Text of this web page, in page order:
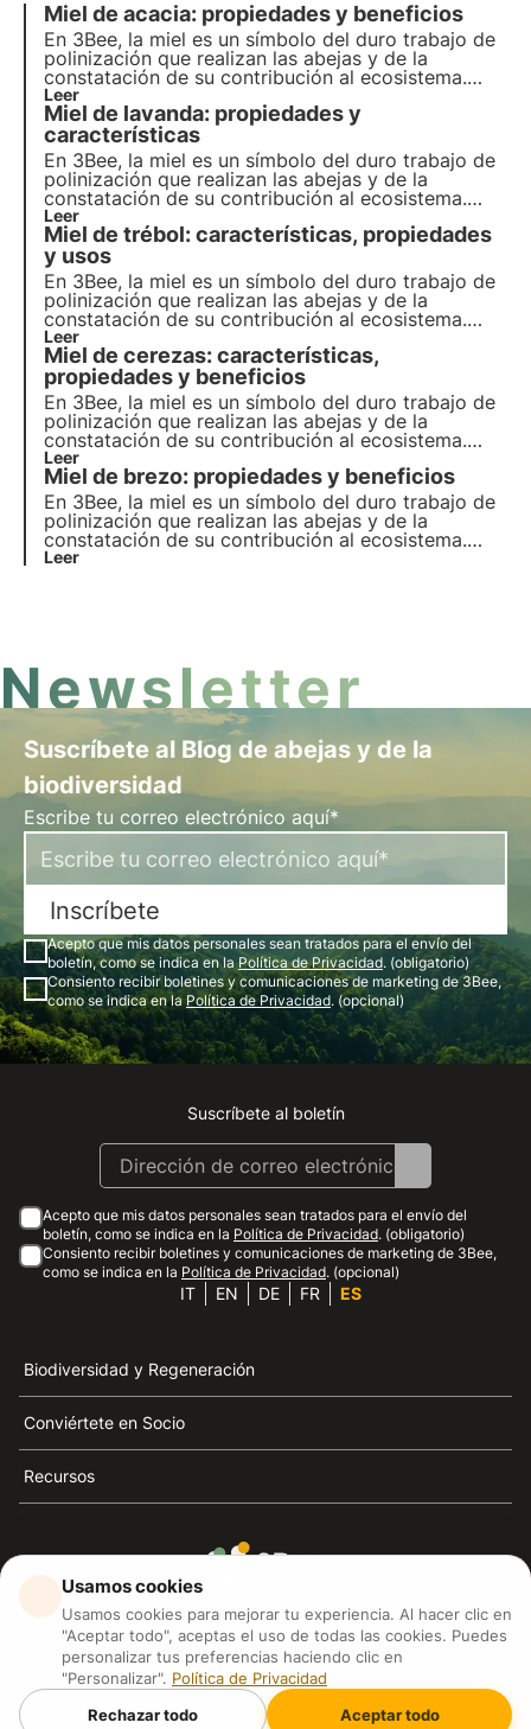
Miel de acacia: propiedades y beneficios
En 3Bee, la miel es un símbolo del duro trabajo de
polinización que realizan las abejas y de la
constatación de su contribución al ecosistema.
Nuestros proyectos apoyan la biodiversidad y, a
través de nuestros cultivadores, garantizan un
entorno saludable para los polinizadores.
Leer
Miel de lavanda: propiedades y
características
En 3Bee, la miel es un símbolo del duro trabajo de
polinización que realizan las abejas y de la
constatación de su contribución al ecosistema.
Nuestros proyectos apoyan la biodiversidad y, a
través de nuestros cultivadores, garantizan un
entorno saludable para los polinizadores.
Leer
Miel de trébol: características, propiedades
y usos
En 3Bee, la miel es un símbolo del duro trabajo de
polinización que realizan las abejas y de la
constatación de su contribución al ecosistema.
Nuestros proyectos apoyan la biodiversidad y, a
través de nuestros cultivadores, garantizan un
entorno saludable para los polinizadores.
Leer
Miel de cerezas: características,
propiedades y beneficios
En 3Bee, la miel es un símbolo del duro trabajo de
polinización que realizan las abejas y de la
constatación de su contribución al ecosistema.
Nuestros proyectos apoyan la biodiversidad y, a
través de nuestros cultivadores, garantizan un
entorno saludable para los polinizadores.
Leer
Miel de brezo: propiedades y beneficios
En 3Bee, la miel es un símbolo del duro trabajo de
polinización que realizan las abejas y de la
constatación de su contribución al ecosistema.
Nuestros proyectos apoyan la biodiversidad y, a
Leer
Newsletter
Suscríbete al Blog de abejas y de la
biodiversidad
Escribe tu correo electrónico aquí*
Inscríbete
Acepto que mis datos personales sean tratados para el envío del
boletín, como se indica en laPolítica de Privacidad. (obligatorio)
Consiento recibir boletines y comunicaciones de marketing de 3Bee,
como se indica en laPolítica de Privacidad. (opcional)
Instagram
Facebook
Linkedin
Youtube
Suscríbete al boletín
Acepto que mis datos personales sean tratados para el envío del
boletín, como se indica en la Política de Privacidad. (obligatorio)
Consiento recibir boletines y comunicaciones de marketing de 3Bee,
como se indica en la Política de Privacidad. (opcional)
IT EN DE FR ES
Biodiversidad y Regeneración
Conviértete en Socio
Recursos
3Bee es el referente de la sostenibilidad, la defensa de
las abejas y la biodiversidad
3Bee S.R.L Via Pastrengo 14, 20159, Milano (MI)
P.IVA: IT09711590969
3Bee GmbHSede legale: Oranienburger Straße 23, 10178
Usamos cookies
Usamos cookies para mejorar tu experiencia. Al hacer clic en
"Aceptar todo", aceptas el uso de todas las cookies. Puedes
personalizar tus preferencias haciendo clic en
"Personalizar". Política de Privacidad
Rechazar todo
Aceptar todo